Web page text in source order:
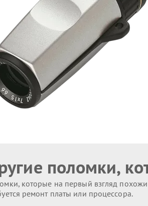
поломки,
которые на первый взгляд
ремонт платы или процессора.